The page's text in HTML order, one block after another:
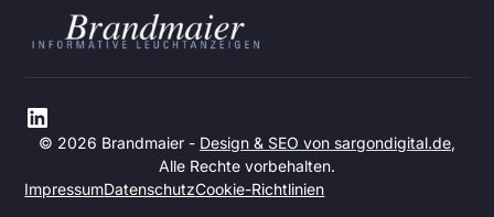
© 2026 Brandmaier - Design & SEO von sargondigital.de,
Alle Rechte vorbehalten.
ImpressumDatenschutzCookie-Richtlinien